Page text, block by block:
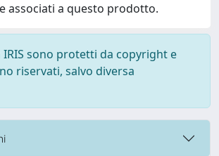
associati a questo prodotto.
sono protetti da copyright e
riservati, salvo diversa